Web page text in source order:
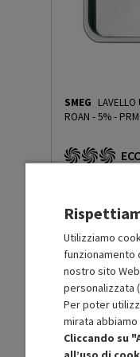
Consumo
Autonomia
Capacità di
(kg/24h)
Sistema
frigorifero
Sistema
congelatore
SMEG LAVELLO UM4040 -
ROAN - 5%-
N: Prodotto
Prodotto
In
Utilizziamo
funzionamento
nostro sito
personalizzata
Per poter
mirata
Cliccando su